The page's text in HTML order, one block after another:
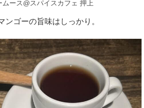
ムース@スパイスカフェ 押上
ンゴーの旨味はしっかり。